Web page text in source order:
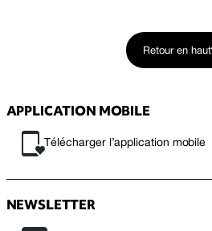
Retour en haut
APPLICATION MOBILE
Télécharger l’application mobile
NEWSLETTER